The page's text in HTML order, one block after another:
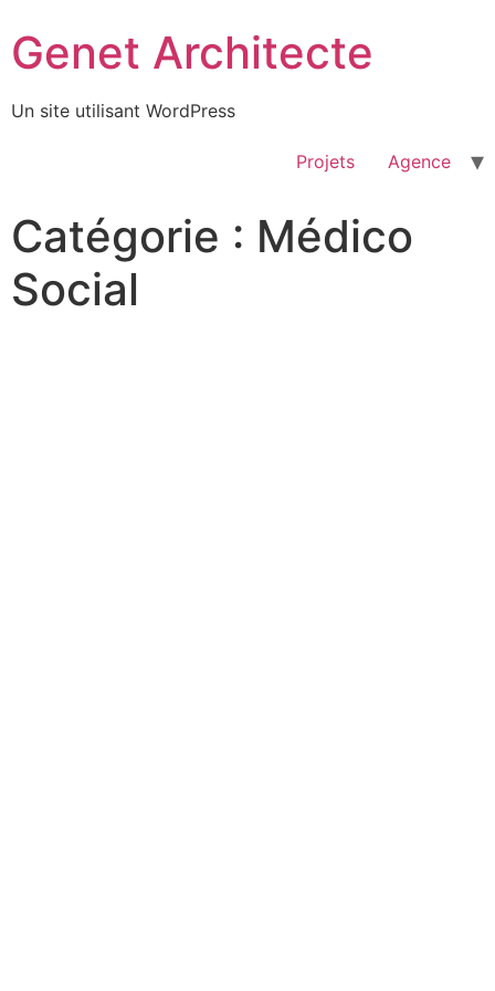
au
contenu
Genet Architecte
Un site utilisant WordPress
Projets Agence
Catégorie : Médico
Social